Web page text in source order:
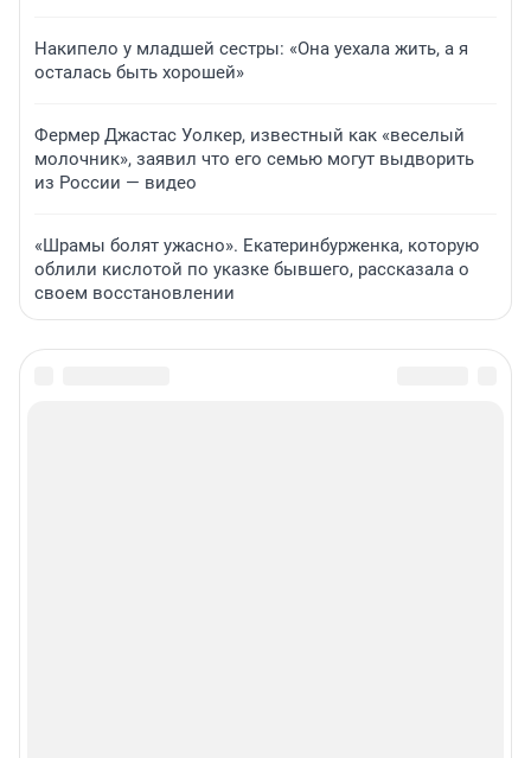
Накипело у младшей сестры: «Она уехала жить, а я
осталась быть хорошей»
Фермер Джастас Уолкер, известный как «веселый
молочник», заявил что его семью могут выдворить
из России — видео
«Шрамы болят ужасно». Екатеринбурженка, которую
облили кислотой по указке бывшего, рассказала о
своем восстановлении